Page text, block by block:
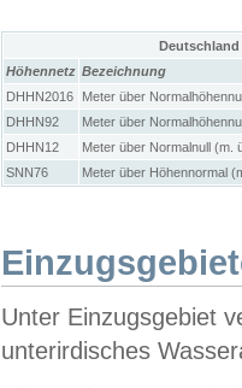
Höhennetz Bezeichnung
DHHN2016
Meter über
DHHN92
Meter über
DHHN12
Meter über Normalnull (m.
SNN76
Meter über Höhennormal
Unter Einzugsgebiet
unterirdisches